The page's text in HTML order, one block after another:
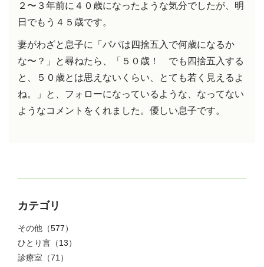
２〜３年前に４０歳になったような気分でしたが、 明
日でもう４５歳です。
妻がわざと息子に「パパは四捨五入で何歳になるか
な〜？」と尋ねたら、「５０歳！ でも四捨五入する
と、５０歳とは思えないくらい、とても若く見えるよ
ね。」と、フォローになっているような、なってない
ようなコメントをくれました。優しい息子です。
カテゴリ
その他 （577）
ひとり言 （13）
診療室 （71）